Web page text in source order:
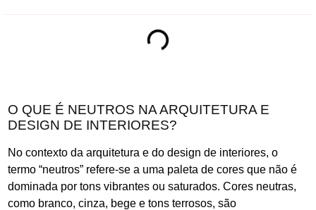
O QUE É NEUTROS NA ARQUITETURA E
DESIGN DE INTERIORES?
No contexto da arquitetura e do design de interiores, o
termo “neutros” refere-se a uma paleta de cores que não é
dominada por tons vibrantes ou saturados. Cores neutras,
como branco, cinza, bege e tons terrosos, são